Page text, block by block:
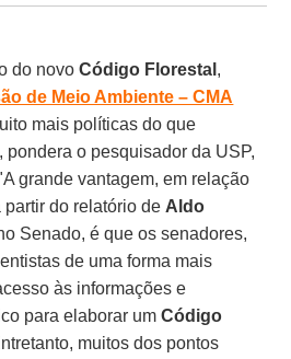
do novoCódigo Florestal ,
de Meio Ambiente – CMA
mais políticas do que
pondera o pesquisador da USP,
grande vantagem, em relação
do relatório de Aldo
Senado, é que os senadores,
de uma forma mais
às informações e
para elaborar umCódigo
muitos dos pontos